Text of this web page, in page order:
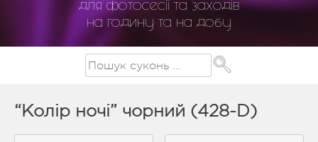
для фотосесії та заходів
на годину та на добу
“Колір ночі” чорний (428-D)